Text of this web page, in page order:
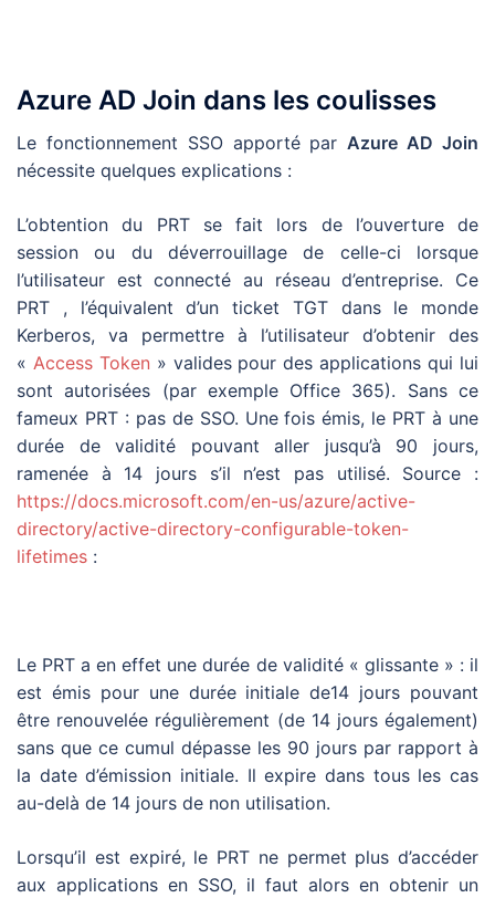
Azure AD Join dans les coulisses
Le fonctionnement SSO apporté parAzure AD Join
nécessite quelques explications :
L’obtention du PRT se fait lors de l’ouverture de
session ou du déverrouillage de celle-ci lorsque
l’utilisateur est connecté au réseau d’entreprise. Ce
PRT , l’équivalent d’un ticket TGT dans le monde
Kerberos, va permettre à l’utilisateur d’obtenir des
« Access Token » valides pour des applications qui lui
sont autorisées (par exemple Office 365). Sans ce
fameux PRT : pas de SSO. Une fois émis, le PRT à une
durée de validité pouvant aller jusqu’à 90 jours,
ramenée à 14 jours s’il n’est pas utilisé. Source :
https://docs.microsoft.com/en-us/azure/active-
directory/active-directory-configurable-token-
lifetimes :
Le PRT a en effet une durée de validité « glissante » : il
est émis pour une durée initiale de14 jours pouvant
être renouvelée régulièrement (de 14 jours également)
sans que ce cumul dépasse les 90 jours par rapport à
la date d’émission initiale. Il expire dans tous les cas
au-delà de 14 jours de non utilisation.
Lorsqu’il est expiré, le PRT ne permet plus d’accéder
aux applications en SSO, il faut alors en obtenir un